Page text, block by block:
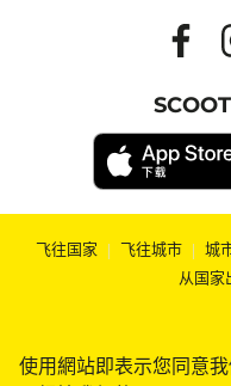
使用網站即表示您同意
飞往国家 | 飞往城市 | 城
从国家